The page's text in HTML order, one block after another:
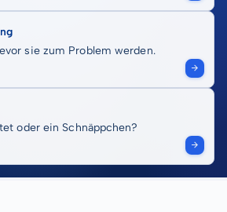
sie zum Problem werden.
oder ein Schnäppchen?